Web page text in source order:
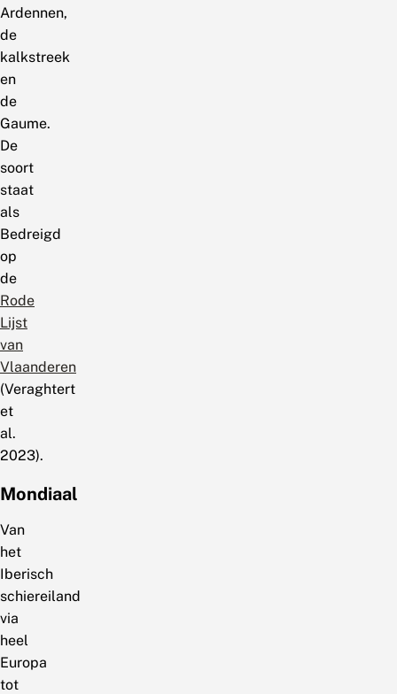
Ardennen,
de
kalkstreek
en
de
Gaume.
De
soort
staat
als
Bedreigd
op
de
Rode
Lijst
van
Vlaanderen
(Veraghtert
et
al.
2023).
Mondiaal
Van
het
Iberisch
schiereiland
via
heel
Europa
tot